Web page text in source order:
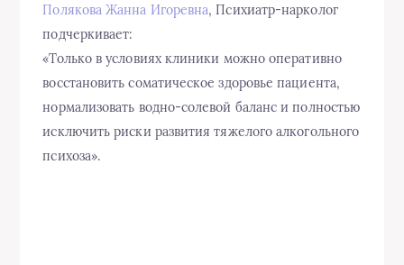
Полякова Жанна Игоревна, Психиатр-нарколог
подчеркивает:
«Только в условиях клиники можно оперативно
восстановить соматическое здоровье пациента,
нормализовать водно-солевой баланс и полностью
исключить риски развития тяжелого алкогольного
психоза».